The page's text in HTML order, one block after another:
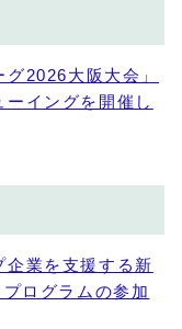
グ2026大阪大会」
イングを開催し
企業を支援する新
ログラムの参加